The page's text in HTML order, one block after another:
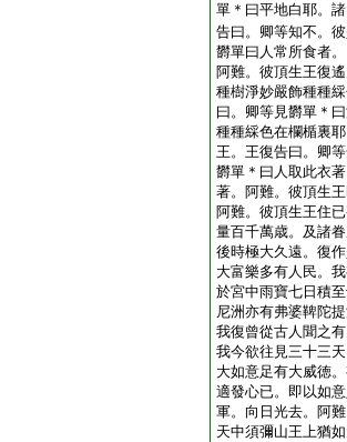
單＊曰平地白耶。
告曰。卿等知不。
欝單曰人常所食者
阿難。彼頂生王復
種樹淨妙嚴飾種種
曰。卿等見欝單＊
種種綵色在欄楯裏
王。王復告曰。卿
欝單＊曰人取此衣
著。阿難。彼頂生
阿難。彼頂生王住
量百千萬歳。及諸
後時極大久遠。復
大富樂多有人民。
於宮中雨寶七日積
尼洲亦有弗婆鞞陀
我復曾從古人聞之
我今欲往見三十三
大如意足有大威徳
適發心已。即以如
軍。向日光去。阿
天中須彌山王上猶